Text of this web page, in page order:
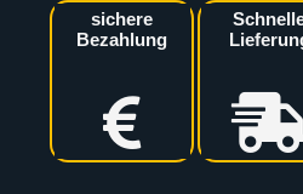
sichere
Bezahlung